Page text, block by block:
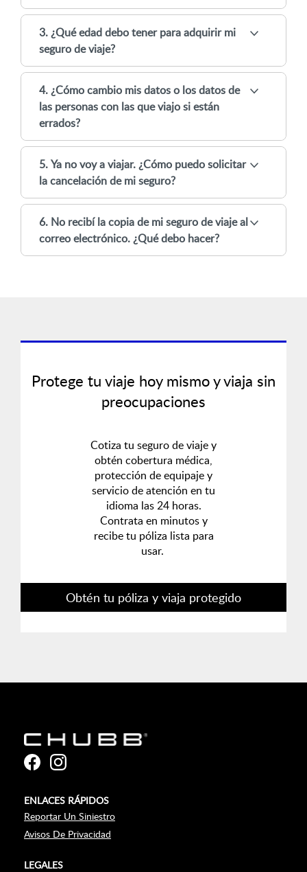
3. ¿Qué edad debo tener para adquirir mi
seguro de viaje?
4. ¿Cómo cambio mis datos o los datos de
las personas con las que viajo si están
errados?
5. Ya no voy a viajar. ¿Cómo puedo solicitar
la cancelación de mi seguro?
6. No recibí la copia de mi seguro de viaje al
correo electrónico. ¿Qué debo hacer?
Protege tu viaje hoy mismo y viaja sin
preocupaciones
Cotiza tu seguro de viaje y
obtén cobertura médica,
protección de equipaje y
servicio de atención en tu
idioma las 24 horas.
Contrata en minutos y
recibe tu póliza lista para
usar.
Obtén tu póliza y viaja protegido
ENLACES RÁPIDOS
Reportar Un Siniestro
Avisos De Privacidad
LEGALES